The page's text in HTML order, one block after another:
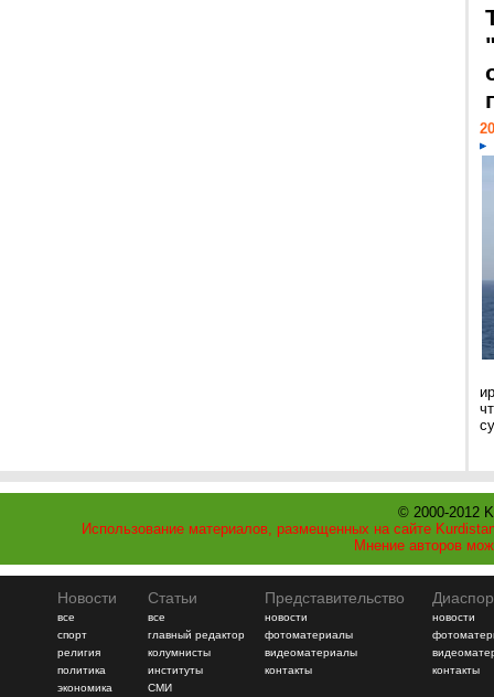
© 2000-2012
Использование материалов, размещенных на сайте
Мнение авторов
Новости
все
спорт
религия
политика
экономика
Статьи
все
главный редактор
колумнисты
институты
СМИ
Представительство
новости
фотоматериалы
видеоматериалы
контакты
новости
контакты